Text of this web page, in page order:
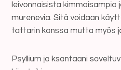
leivonnaisista kimmoisampia
murenevia. Sitä voidaan
tattarin kanssa mutta myös
Psyllium ja ksantaani